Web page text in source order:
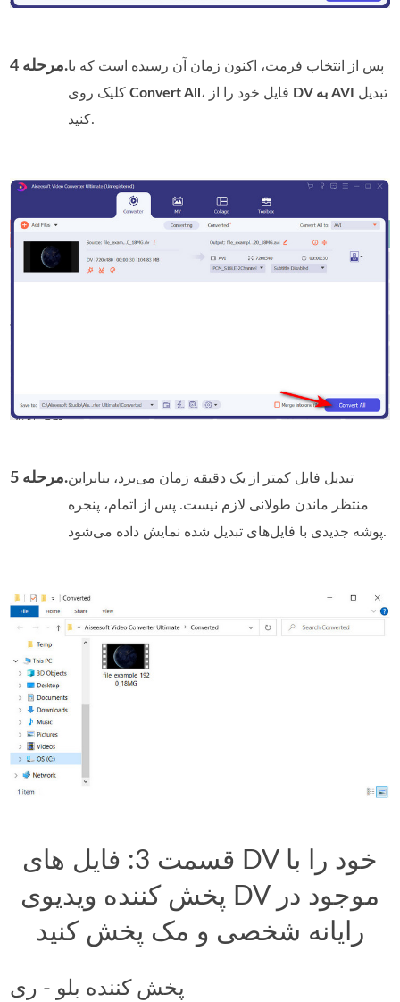
مرحله 4.پس از انتخاب فرمت، اکنون زمان آن رسیده است که با
کلیک رویConvert All DV به AVI
کنید.
مرحله 5.تبدیل فایل کمتر از یک دقیقه زمان می‌برد، بنابراین
منتظر ماندن طولانی لازم نیست. پس از اتمام، پنجره
پوشه جدیدی با فایل‌های تبدیل‌ شده نمایش داده می‌شود.
قسمت 3: فایل های DV خود را با
پخش کننده ویدیوی DV موجود در
رایانه شخصی و مک پخش کنید
پخش کننده بلو - ری